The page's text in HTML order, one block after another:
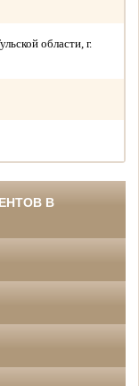
области, г.
В